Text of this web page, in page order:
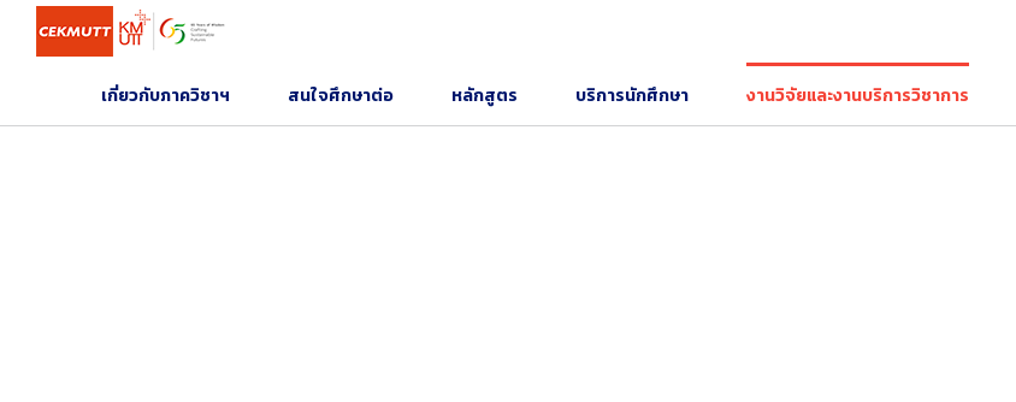
เกี่ยวกับภาควิชาฯ สนใจศึกษาต่อ หลักสูตร บริการนักศึกษา งานวิจัยและงานบริการวิชาการ